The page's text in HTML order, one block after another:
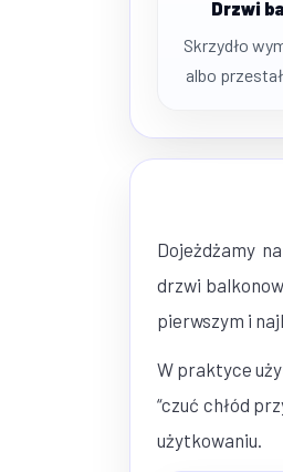
Drzwi
Skrzydło
albo
Dojeżdżamy
drzwi
pierwszym i
W praktyce
“czuć chłód
użytkowaniu.